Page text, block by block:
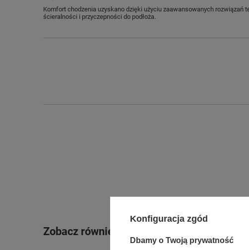
Komfort chodzenia uzyskano dzięki użyciu zaawansowanych
ścieralności i przyczepności do podłoża.
Zobacz również
Konfiguracja zgód
Dbamy o Twoją prywatność